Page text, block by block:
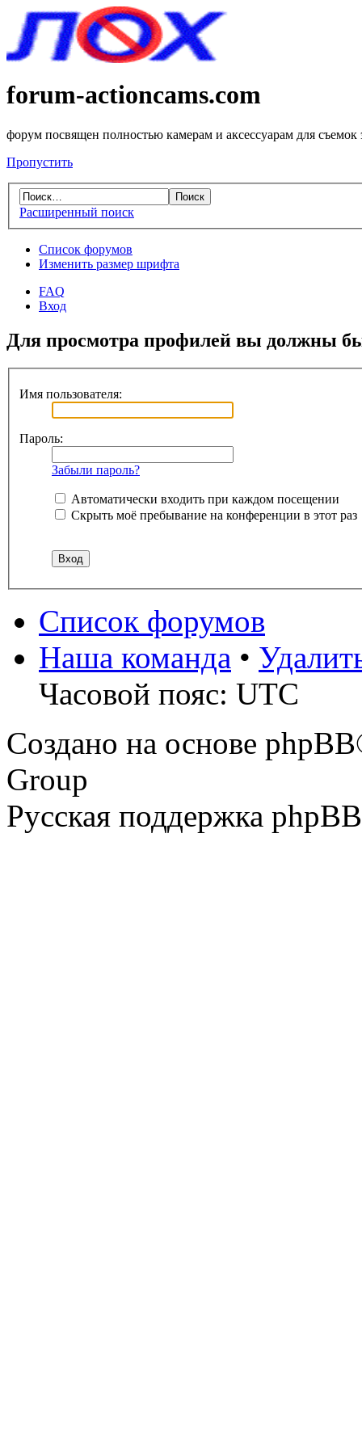
forum-actioncams.com
форум посвящен полностью камерам и аксессуарам для съемок
Пропустить
Расширенный поиск
Список форумов
Изменить размер шрифта
FAQ
Вход
Для просмотра профилей вы должны
Имя пользователя:
Пароль:
Забыли пароль?
Автоматически входить при каждом посещении
Скрыть моё пребывание на конференции в этот раз
Список форумов
Наша команда •
Часовой пояс: UTC
Создано на основе
Group
Русская поддержка phpBB